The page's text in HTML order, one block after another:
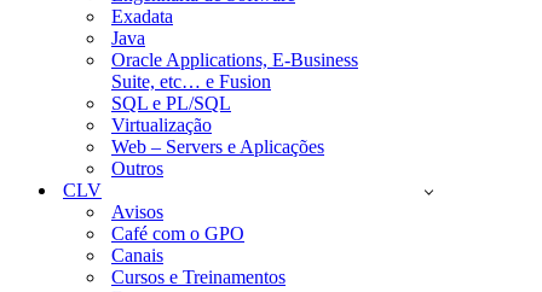
Exadata
Java
Oracle Applications, E-Business
Suite, etc… e Fusion
SQL e PL/SQL
Virtualização
Web – Servers e Aplicações
Outros
CLV
Avisos
Café com o GPO
Canais
Cursos e Treinamentos